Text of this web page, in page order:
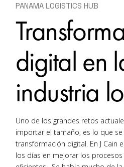
PANAMA LOGISTICS HUB
digital en
industria
Uno de los grandes retos
importar el tamaño, es lo que
transformación digital. En J
los días en mejorar los